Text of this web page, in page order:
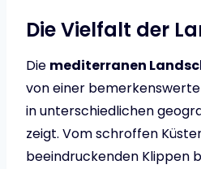
Die Vielfalt der
Die mediterranen
von einer
in unterschiedlichen
zeigt. Vom schroffen
beeindruckenden Klippen